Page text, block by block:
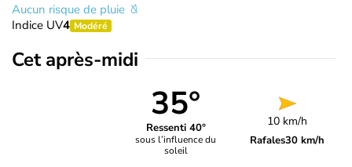
Aucun risque de pluie
Indice UV4 Modéré
Cet après-midi
35°
Ressenti 40°
sous l’influence du
soleil
10 km/h
Rafales30 km/h